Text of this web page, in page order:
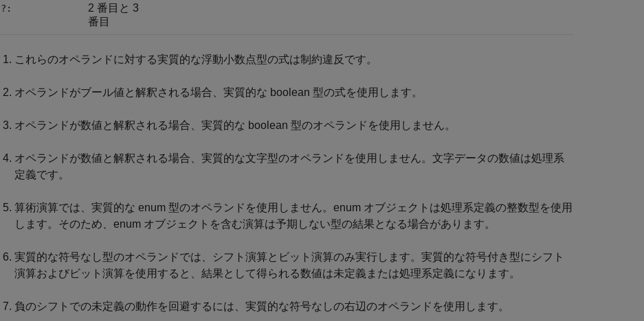
?:
2 番目と 3
番目
これらのオペランドに対する実質的な浮動小数点型の式は制約違反です。
オペランドがブール値と解釈される場合、実質的な boolean 型の式を使用します。
オペランドが数値と解釈される場合、実質的な boolean 型のオペランドを使用しません。
オペランドが数値と解釈される場合、実質的な文字型のオペランドを使用しません。文字データの数値は処理系
定義です。
算術演算では、実質的な enum 型のオペランドを使用しません。enum オブジェクトは処理系定義の整数型を使用
します。そのため、enum オブジェクトを含む演算は予期しない型の結果となる場合があります。
実質的な符号なし型のオペランドでは、シフト演算とビット演算のみ実行します。実質的な符号付き型にシフト
演算およびビット演算を使用すると、結果として得られる数値は未定義または処理系定義になります。
負のシフトでの未定義の動作を回避するには、実質的な符号なしの右辺のオペランドを使用します。